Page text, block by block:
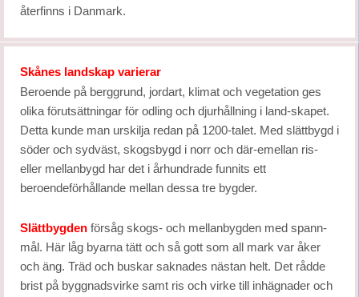
återfinns i Danmark.
Skånes landskap varierar
Beroende på berggrund, jordart, klimat och vegetation ges
olika förutsättningar för odling och djurhållning i land-skapet.
Detta kunde man urskilja redan på 1200-talet. Med slättbygd i
söder och sydväst, skogsbygd i norr och där-emellan ris-
eller mellanbygd har det i århundrade funnits ett
beroendeförhållande mellan dessa tre bygder.
Slättbygden försåg skogs- och mellanbygden med spann-
mål. Här låg byarna tätt och så gott som all mark var åker
och äng. Träd och buskar saknades nästan helt. Det rådde
brist på byggnadsvirke samt ris och virke till inhägnader och